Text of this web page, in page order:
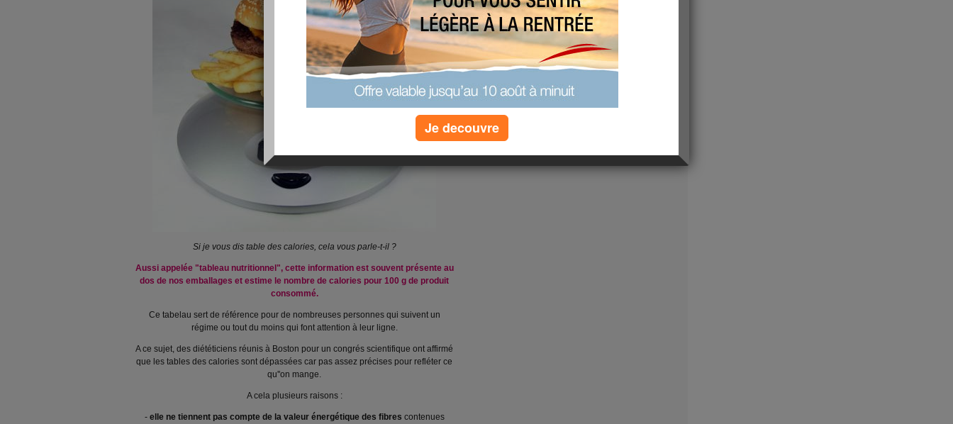
Si je vous dis table des calories, cela vous parle-t-il ?
Aussi appelée "tableau nutritionnel", cette information est souvent présente au
dos de nos emballages et estime le nombre de calories pour 100 g de produit
consommé.
Ce tabelau sert de référence pour de nombreuses personnes qui suivent un
régime ou tout du moins qui font attention à leur ligne.
A ce sujet, des diététiciens réunis à Boston pour un congrés scientifique ont affirmé
que les tables des calories sont dépassées car pas assez précises pour refléter ce
qu''on mange.
A cela plusieurs raisons :
- elle ne tiennent pas compte de la valeur énergétique des fibres contenues
Je decouvre